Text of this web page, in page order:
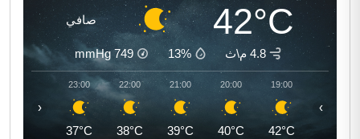
42°C صافي
4.8 م\ث 13%
749
mmHg
19:00
42°C
20:00
40°C
21:00
39°C
22:00
38°C
23:00
37°C
‹ ›